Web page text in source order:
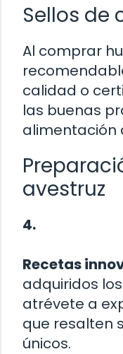
Sellos de
Al comprar
calidad o
las buenas
alimentación
avestruz
4.
Recetas
adquiridos
atrévete a
que resalten
únicos.